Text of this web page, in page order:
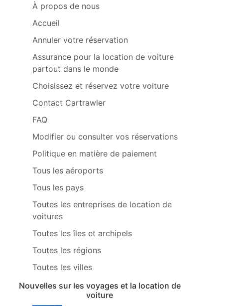
À propos de nous
Accueil
Annuler votre réservation
Assurance pour la location de voiture
partout dans le monde
Choisissez et réservez votre voiture
Contact Cartrawler
FAQ
Modifier ou consulter vos réservations
Politique en matière de paiement
Tous les aéroports
Tous les pays
Toutes les entreprises de location de
voitures
Toutes les îles et archipels
Toutes les régions
Toutes les villes
Nouvelles sur les voyages et la location de
voiture